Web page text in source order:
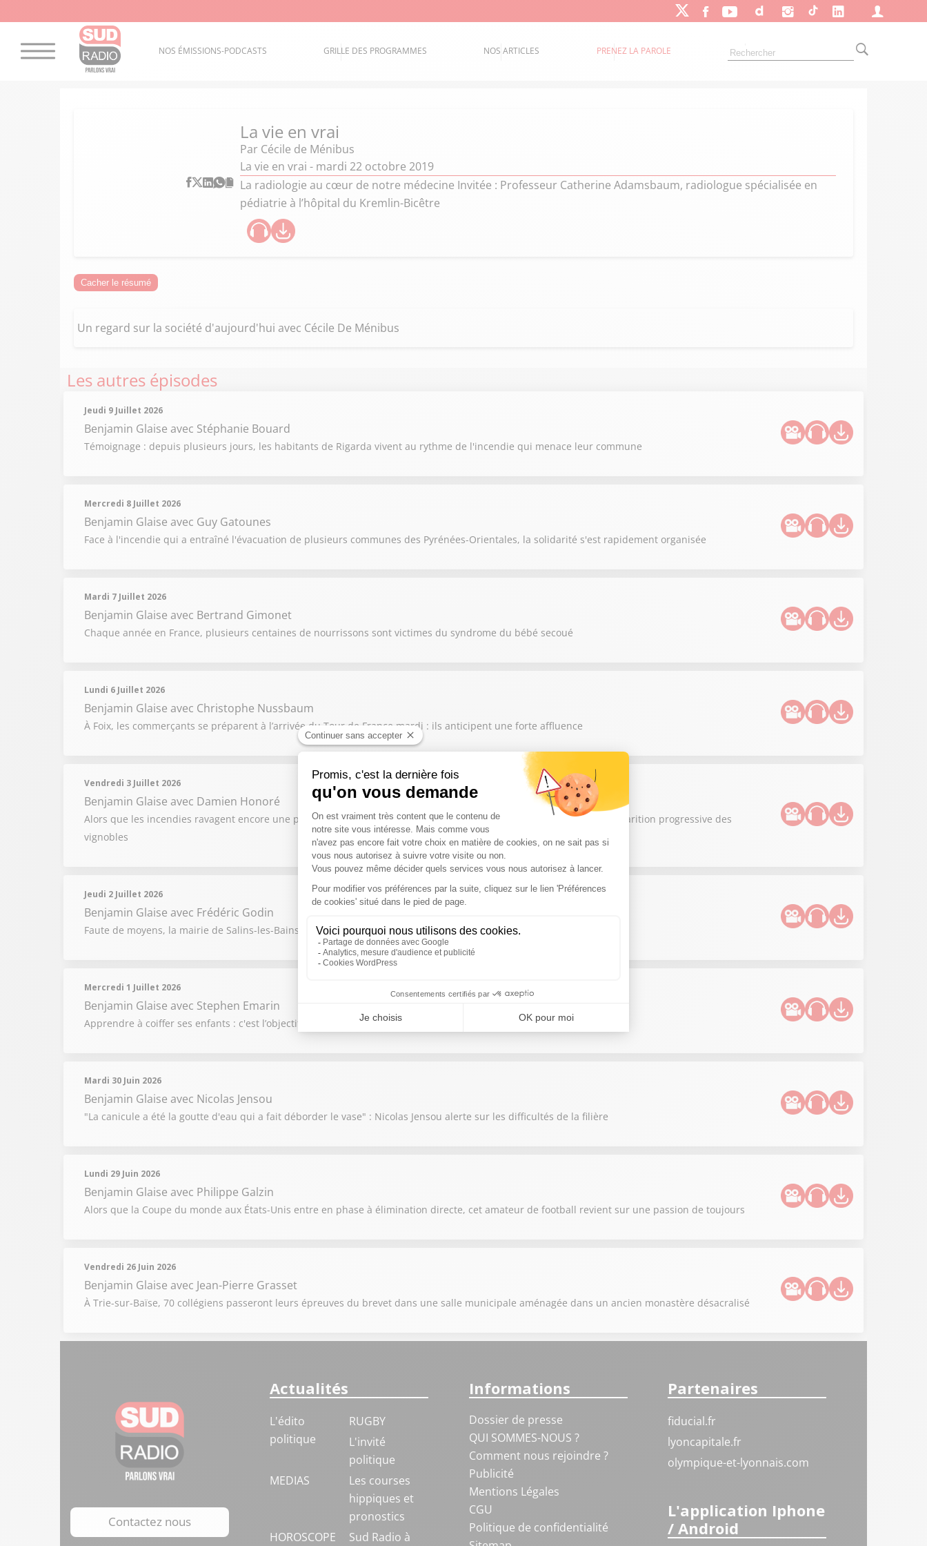
NOS ÉMISSIONS-PODCASTS GRILLE DES PROGRAMMES NOS ARTICLES PRENEZ LA PAROLE
La vie en vrai
Par Cécile de Ménibus
La vie en vrai - mardi 22 octobre 2019
La radiologie au cœur de notre médecine Invitée : Professeur Catherine Adamsbaum, radiologue spécialisée en
pédiatrie à l’hôpital du Kremlin-Bicêtre
Cacher le résumé
Un regard sur la société d'aujourd'hui avec Cécile De Ménibus
Les autres épisodes
Jeudi 9 Juillet 2026
Benjamin Glaise avec Stéphanie Bouard
Témoignage : depuis plusieurs jours, les habitants de Rigarda vivent au rythme de l'incendie qui menace leur commune
Mercredi 8 Juillet 2026
Benjamin Glaise avec Guy Gatounes
Face à l'incendie qui a entraîné l'évacuation de plusieurs communes des Pyrénées-Orientales, la solidarité s'est rapidement organisée
Mardi 7 Juillet 2026
Benjamin Glaise avec Bertrand Gimonet
Chaque année en France, plusieurs centaines de nourrissons sont victimes du syndrome du bébé secoué
Lundi 6 Juillet 2026
Benjamin Glaise avec Christophe Nussbaum
À Foix, les commerçants se préparent à l’arrivée du Tour de France mardi : ils anticipent une forte affluence
Vendredi 3 Juillet 2026
Benjamin Glaise avec Damien Honoré
Alors que les incendies ravagent encore une partie de l'Aude, Damien Honoré alerte sur les conséquences de la disparition progressive des
vignobles
Jeudi 2 Juillet 2026
Benjamin Glaise avec Frédéric Godin
Faute de moyens, la mairie de Salins-les-Bains a décidé de mettre en vente la chapelle du Temple
Mercredi 1 Juillet 2026
Benjamin Glaise avec Stephen Emarin
Apprendre à coiffer ses enfants : c'est l’objectif du Chignon Social Club, des ateliers destinés aux papas
Mardi 30 Juin 2026
Benjamin Glaise avec Nicolas Jensou
"La canicule a été la goutte d'eau qui a fait déborder le vase" : Nicolas Jensou alerte sur les difficultés de la filière
Lundi 29 Juin 2026
Benjamin Glaise avec Philippe Galzin
Alors que la Coupe du monde aux États-Unis entre en phase à élimination directe, cet amateur de football revient sur une passion de toujours
Vendredi 26 Juin 2026
Benjamin Glaise avec Jean-Pierre Grasset
À Trie-sur-Baïse, 70 collégiens passeront leurs épreuves du brevet dans une salle municipale aménagée dans un ancien monastère désacralisé
Contactez nous
Actualités
L'édito
politique
RUGBY
L'invité
politique
MEDIAS
Les courses
hippiques et
pronostics
HOROSCOPE
Sud Radio à
Informations
Dossier de presse
QUI SOMMES-NOUS ?
Comment nous rejoindre ?
Publicité
Mentions Légales
CGU
Politique de confidentialité
Partenaires
fiducial.fr
lyoncapitale.fr
olympique-et-lyonnais.com
L'application Iphone
/ Android